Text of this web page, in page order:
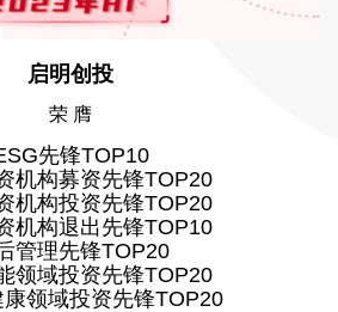
启明创投
荣 膺
先锋TOP10
机构募资先锋TOP20
机构投资先锋TOP20
机构退出先锋TOP10
管理先锋TOP20
领域投资先锋TOP20
康领域投资先锋TOP20